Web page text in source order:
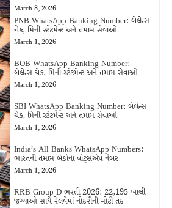
March 8, 2026
PNB WhatsApp Banking Number: બેલેન્સ
ચેક, મિની સ્ટેટમેન્ટ અને તમામ સેવાઓ
March 1, 2026
BOB WhatsApp Banking Number:
બેલેન્સ ચેક, મિની સ્ટેટમેન્ટ અને તમામ સેવાઓ
March 1, 2026
SBI WhatsApp Banking Number: બેલેન્સ
ચેક, મિની સ્ટેટમેન્ટ અને તમામ સેવાઓ
March 1, 2026
India’s All Banks WhatsApp Numbers:
ભારતની તમામ બેંકોના વોટ્સએપ નંબર
March 1, 2026
RRB Group D ભરતી 2026: 22,195 ખાલી
જગ્યાઓ સાથે રેલવેમાં નોકરીની મોટી તક